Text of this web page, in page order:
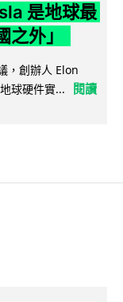
是地球最
外」
，創辦人 Elon
球硬件實...
閱讀